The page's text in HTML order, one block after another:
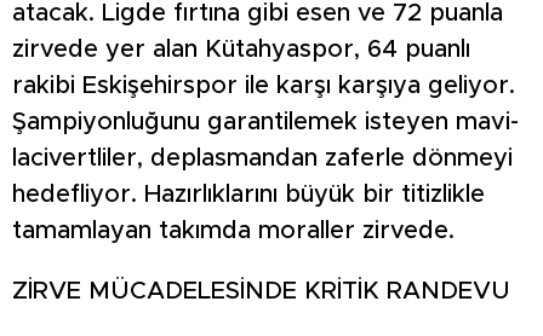
atacak. Ligde fırtına gibi esen ve 72 puanla
zirvede yer alan Kütahyaspor, 64 puanlı
rakibi Eskişehirspor ile karşı karşıya geliyor.
Şampiyonluğunu garantilemek isteyen mavi-
lacivertliler, deplasmandan zaferle dönmeyi
hedefliyor. Hazırlıklarını büyük bir titizlikle
tamamlayan takımda moraller zirvede.
ZİRVE MÜCADELESİNDE KRİTİK RANDEVU